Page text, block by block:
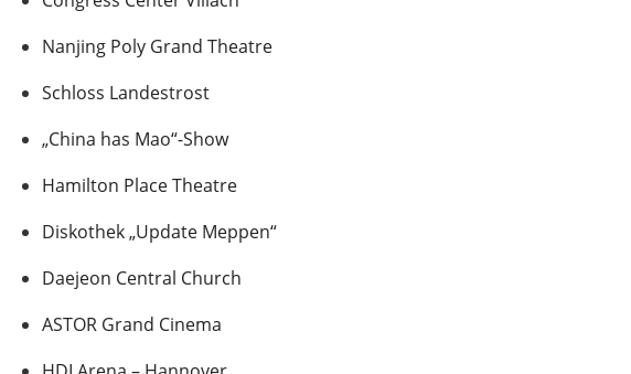
Nanjing Poly Grand Theatre
Schloss Landestrost
„China has Mao“-Show
Hamilton Place Theatre
Diskothek „Update Meppen“
Daejeon Central Church
ASTOR Grand Cinema